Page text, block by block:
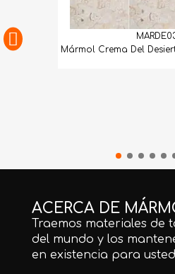
Mármol Crema Del
ACERCA DE
Traemos materiales de
del mundo y los
en existencia para